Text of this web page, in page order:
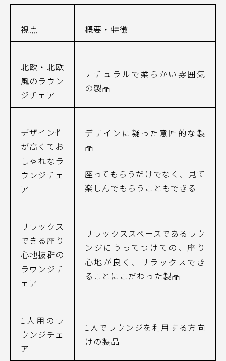
視点 概要・特徴
北欧・北欧
風のラウン
ジチェア
ナチュラルで柔らかい雰囲気
の製品
デザイン性
が高くてお
しゃれなラ
ウンジチェ
ア
デザインに凝った意匠的な製
品
座ってもらうだけでなく、見て
楽しんでもらうこともできる
リラックス
できる座り
心地抜群の
ラウンジチ
ェア
リラックススペースであるラウ
ンジにうってつけての、座り
心地が良く、リラックスでき
ることにこだわった製品
1 人用のラ
ウンジチェ
ア
1人でラウンジを利用する方向
けの製品